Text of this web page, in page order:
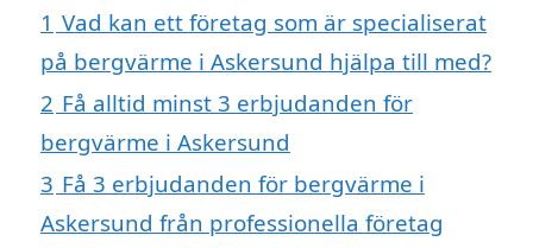
1 Vad kan ett företag som är specialiserat
på bergvärme i Askersund hjälpa till med?
2 Få alltid minst 3 erbjudanden för
bergvärme i Askersund
3 Få 3 erbjudanden för bergvärme i
Askersund från professionella företag